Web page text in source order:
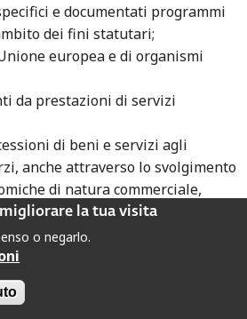
e documentati programmi
dei fini statutari;
europea e di organismi
da prestazioni di servizi
di beni e servizi agli
anche attraverso lo svolgimento
di natura commerciale,
svolte in maniera ausiliaria
finalizzate al
degli obiettivi istituzionali;
degli associati e dei terzi;
da iniziative promozionali
la tua visita
o negarlo.